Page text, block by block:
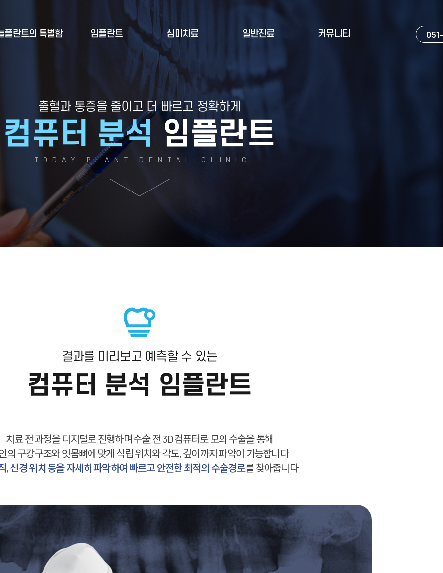
플란트의 특별함 임플란트 심미치료 일반진료 커뮤니티
출혈과 통증을 줄이고 더 빠르고 정확하게
컴퓨터 분석 임플란트
TODAY PLANT DENTAL CLINIC
결과를 미리보고 예측할 수 있는
컴퓨터 분석 임플란트
치료 전 과정을 디지털로 진행하며 수술 전 3D 컴퓨터로 모의 수술을 통해
의 구강구조와 잇몸뼈에 맞게 식립 위치와 각도, 깊이까지 파악이 가능합니다
, 신경 위치 등을 자세히 파악하여 빠르고 안전한 최적의 수술경로를 찾아줍니다